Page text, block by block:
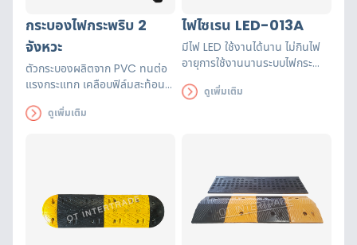
กระบองไฟกระพริบ 2
จังหวะ
ตัวกระบองผลิตจาก PVC ทนต่อ
แรงกระแทก เคลือบฟิล์มสะท้อน
ค้าง – ปิด ได้ด้วยปุ่มเดียว
ดูเพิ่มเติม
ไฟไซเรน LED-013A
มีไฟ LED ใช้งานได้นาน ไม่กินไฟ
อายุการใช้งานนานระบบไฟกระ
เตือนพื้นที่อยู่ในเขตหวงห้าม-เขต
ดูเพิ่มเติม